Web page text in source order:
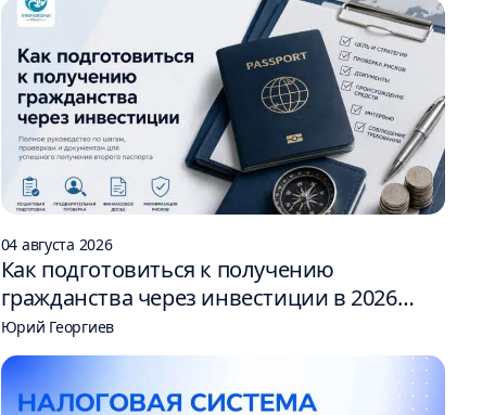
04 августа 2026
Как подготовиться к получению
гражданства через инвестиции в 2026
году: 6 шагов
Юрий Георгиев